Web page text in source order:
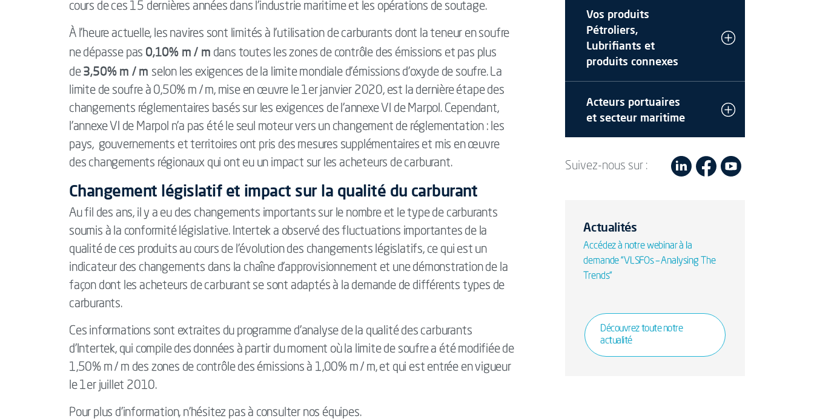
cours de ces 15 dernières années dans l'industrie maritime et les opérations de soutage.
À l'heure actuelle, les navires sont limités à l'utilisation de carburants dont la teneur en soufre
ne dépasse pas 0,10% m / m dans toutes les zones de contrôle des émissions et pas plus
de 3,50% m / m selon les exigences de la limite mondiale d'émissions d'oxyde de soufre. La
limite de soufre à 0,50% m / m, mise en œuvre le 1er janvier 2020, est la dernière étape des
changements réglementaires basés sur les exigences de l'annexe VI de Marpol. Cependant,
l'annexe VI de Marpol n'a pas été le seul moteur vers un changement de réglementation : les
pays, gouvernements et territoires ont pris des mesures supplémentaires et mis en œuvre
des changements régionaux qui ont eu un impact sur les acheteurs de carburant.
Changement législatif et impact sur la qualité du carburant
Au fil des ans, il y a eu des changements importants sur le nombre et le type de carburants
soumis à la conformité législative. Intertek a observé des fluctuations importantes de la
qualité de ces produits au cours de l'évolution des changements législatifs, ce qui est un
indicateur des changements dans la chaîne d'approvisionnement et une démonstration de la
façon dont les acheteurs de carburant se sont adaptés à la demande de différents types de
carburants.
Ces informations sont extraites du programme d'analyse de la qualité des carburants
d'Intertek, qui compile des données à partir du moment où la limite de soufre a été modifiée de
1,50% m / m des zones de contrôle des émissions à 1,00% m / m, et qui est entrée en vigueur
le 1er juillet 2010.
Pour plus d'information, n'hésitez pas à consulter nos équipes.
Vos produits
Pétroliers,
Lubrifiants et
produits connexes
Acteurs portuaires
et secteur maritime
Suivez-nous sur :
Actualités
Accédez à notre webinar à la
demande "VLSFOs – Analysing The
Trends"
Découvrez toute notre
actualité